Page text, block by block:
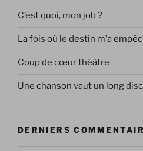
C’est quoi, mon job ?
La fois où le destin m’a
Coup de cœur théâtre
Une chanson vaut un long
DERNIERS